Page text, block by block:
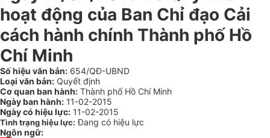
hoạt động của Ban Chỉ đạo Cải
cách hành chính Thành phố Hồ
Chí Minh
Số hiệu văn bản: 654/QĐ-UBND
Loại văn bản: Quyết định
Cơ quan ban hành: Thành phố Hồ Chí Minh
Ngày ban hành: 11-02-2015
Ngày có hiệu lực: 11-02-2015
Tình trạng hiệu lực: Đang có hiệu lực
Ngôn ngữ: